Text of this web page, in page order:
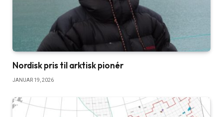
Nordisk pris til arktisk pionér
JANUAR 19, 2026